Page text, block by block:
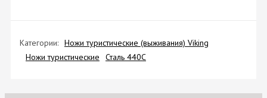
Категории: Ножи туристические (выживания) Viking
Ножи туристические
Сталь 440C